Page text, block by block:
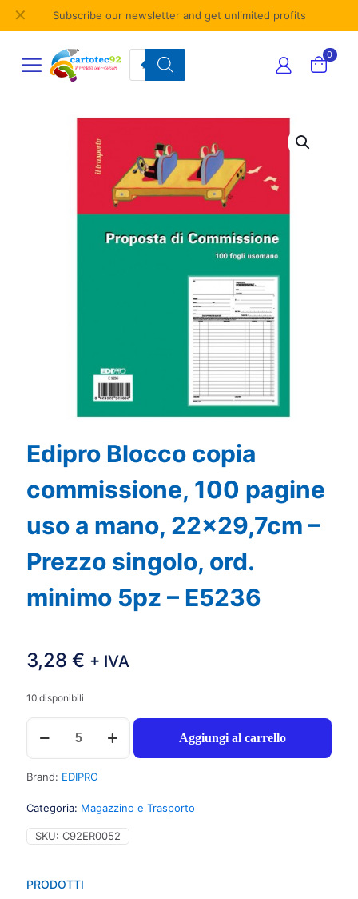
Subscribe our newsletter and get unlimited profits
✕
Products
search
0
PRODOTTI
Edipro Blocco copia
commissione, 100 pagine
uso a mano, 22×29,7cm –
Prezzo singolo, ord.
minimo 5pz – E5236
3,28 € + IVA
10 disponibili
Edipro
Blocco
copia
commissione,
100
uso
a
mano,
Prezzo
Aggiungi al carrello
Brand: EDIPRO
Categoria: Magazzino e Trasporto
SKU: C92ER0052